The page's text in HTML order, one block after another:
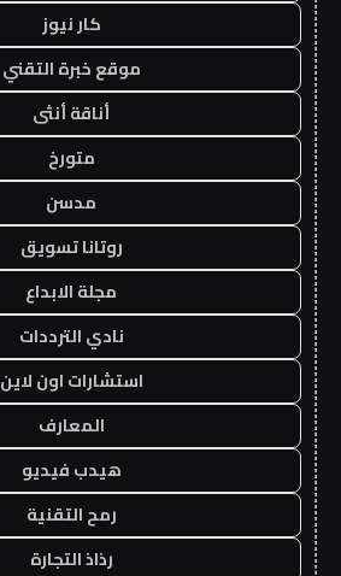
كار نيوز
موقع خبرة التقني
أناقة أنثى
متورخ
مدسن
روتانا تسويق
مجلة الابداع
نادي الترددات
استشارات اون لاين
المعارف
هيدب فيديو
رمح التقنية
رذاذ التجارة